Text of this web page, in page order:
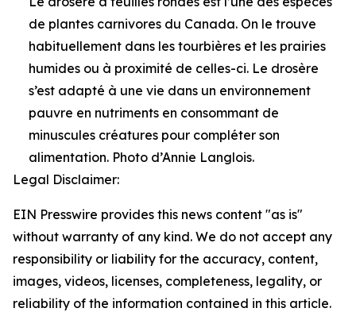
de plantes carnivores du Canada. On le trouve
habituellement dans les tourbières et les prairies
humides ou à proximité de celles-ci. Le drosère
s’est adapté à une vie dans un environnement
pauvre en nutriments en consommant de
minuscules créatures pour compléter son
alimentation. Photo d’Annie Langlois.
Legal Disclaimer:
EIN Presswire provides this news content "as is"
without warranty of any kind. We do not accept any
responsibility or liability for the accuracy, content,
images, videos, licenses, completeness, legality, or
reliability of the information contained in this article.